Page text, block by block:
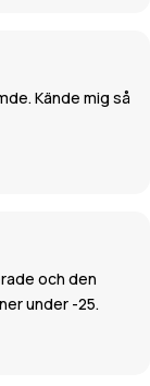
Kände mig så
och den
under -25.